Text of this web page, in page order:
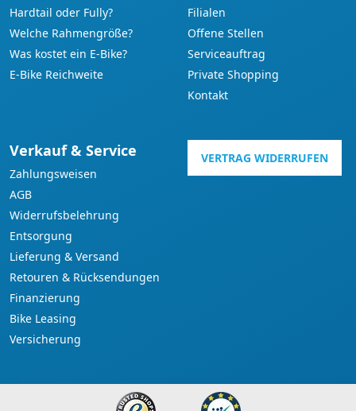
Hardtail oder Fully?
Welche Rahmengröße?
Was kostet ein E-Bike?
E-Bike Reichweite
Filialen
Offene Stellen
Serviceauftrag
Private Shopping
Kontakt
Verkauf & Service
Zahlungsweisen
AGB
Widerrufsbelehrung
Entsorgung
Lieferung & Versand
Retouren & Rücksendungen
Finanzierung
Bike Leasing
Versicherung
VERTRAG WIDERRUFEN